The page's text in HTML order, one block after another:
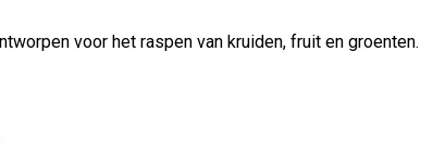
voor het raspen van kruiden, fruit en groenten.